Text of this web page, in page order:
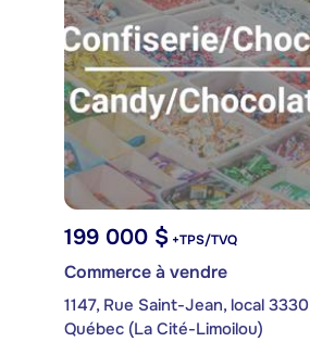
199 000 $ +TPS/TVQ
Commerce à vendre
1147, Rue Saint-Jean, local 3330
Québec (La Cité-Limoilou)